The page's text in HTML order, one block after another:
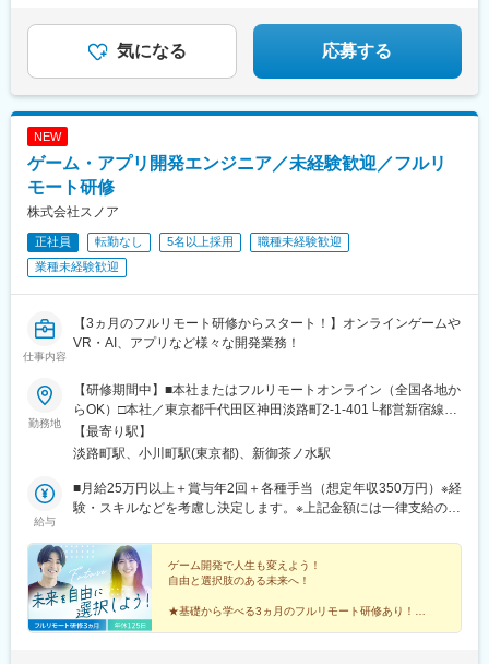
気になる 応募する
NEW
ゲーム・アプリ開発エンジニア／未経験歓迎／フルリ
モート研修
株式会社スノア
正社員 転勤なし 5名以上採用
職種未経験歓迎
業種未経験歓迎
仕事内容
【3ヵ月のフルリモート研修からスタート！】オンラインゲームや
VR・AI、アプリなど様々な開発業務！
勤務地
【研修期間中】■本社またはフルリモートオンライン（全国各地か
らOK）□本社／東京都千代田区神田淡路町2-1-401└都営新宿線
「小川町駅」より徒歩1分└東京メトロ丸ノ内線「淡路町駅」より
徒歩2分└東京メトロ千代田線「新御茶ノ水駅」より徒歩3【研修
地は希望を考慮します。※転居を伴う転勤はありません。※すべて
徒歩10分以内の駅チカオフィスです。※フルリモート・在宅勤
【最寄り駅】
淡路町駅、小川町駅(東京都)、新御茶ノ水駅
給与
■月給25万円以上＋賞与年2回＋各種手当（想定年収350万円）※経
験・スキルなどを考慮し決定します。※上記金額には一律支給の住
（期間中は月給23万円以上で、その他の待遇に変更なし）☆経験
がある方は、現職・前職給与を考慮します。☆明確な評価制度あ
り。個人の頑張りに応じて評価します。【年収アップイメージ】
年収450万円（未経験入社2年目）年収590万円（未経験入社3年
目）年収770万円（未経験入社5年目）
ゲーム開発で人生も変えよう！
自由と選択肢のある未来へ！
★基礎から学べる3ヵ月のフルリモート研修あり！